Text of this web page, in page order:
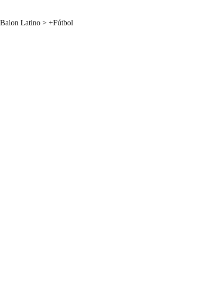
Balon Latino > +Fútbol